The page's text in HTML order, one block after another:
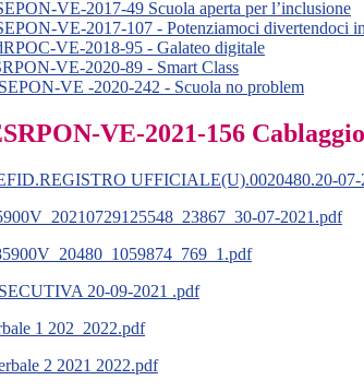
VE-2017-49 Scuola aperta per l’inclusione
VE-2017-107 - Potenziamoci divertendoci
VE-2018-95 - Galateo digitale
VE-2020-89 - Smart Class
VE -2020-242 - Scuola no problem
VE-2021-156
UFFICIALE(U).0020480.20-07-
07-2021.pdf
20-09-2021 .pdf
1 202_2022.pdf
2 2021 2022.pdf